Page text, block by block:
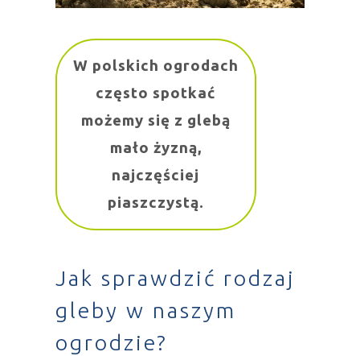
W polskich ogrodach
często spotkać
możemy się z glebą
mało żyzną,
najczęściej
piaszczystą.
Jak sprawdzić rodzaj
gleby w naszym
ogrodzie?